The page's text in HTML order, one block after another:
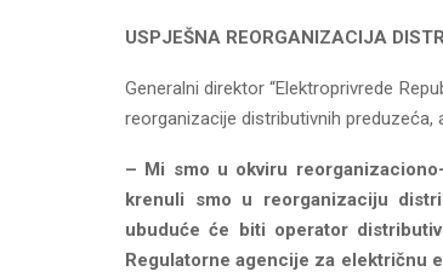
USPЈEŠNA REORGANIZACIЈA
Generalni direktor “Elektroprivrede
reorganizacije distributivnih preduzeća,
– Mi smo u okviru
krenuli smo u reorganizaciju
ubuduće će biti operator
Regulatorne agencije za električnu